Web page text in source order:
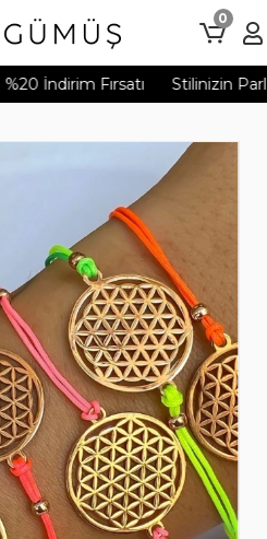
%20 İndirim Fırsatı Stilinizin
0